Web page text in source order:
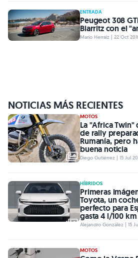
ENTRADA
Peugeot 308
Biarritz con el
Mario Herraiz | 22 Oct
NOTICIAS MÁS RECIENTES
MOTOS
La "Africa Twin"
de rally
Rumanía, pero
buena noticia
Diego Gutiérrez | 15 Jul
HÍBRIDOS
Primeras
Toyota, un
perfecto para
gasta 4 l/100 km
Alejandro González | 15
MOTOS